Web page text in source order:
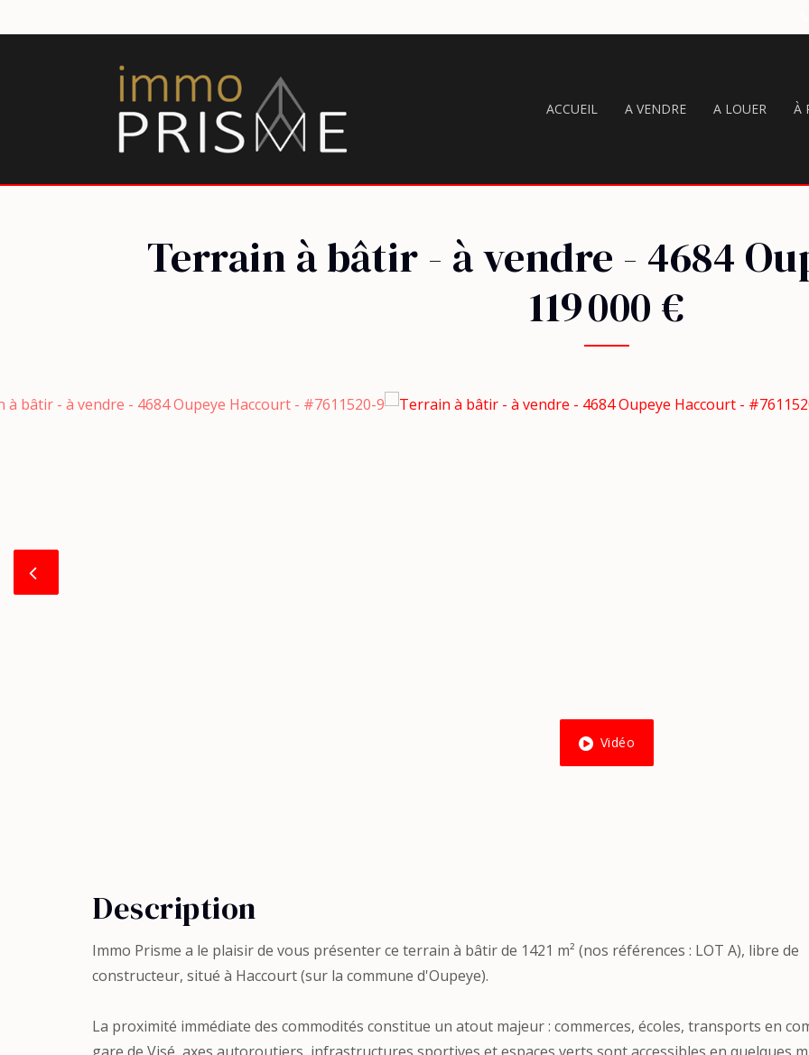
ACCUEIL A VENDRE A LOUER À
Terrain à bâtir - à vendre - 4684
119 000 €
Vidéo
Description
Immo Prisme a le plaisir de vous présenter ce terrain à bâtir de 1421 m² (nos références : LOT A), libre de
constructeur, situé à Haccourt (sur la commune d'Oupeye).
La proximité immédiate des commodités constitue un atout majeur : commerces, écoles, transports en